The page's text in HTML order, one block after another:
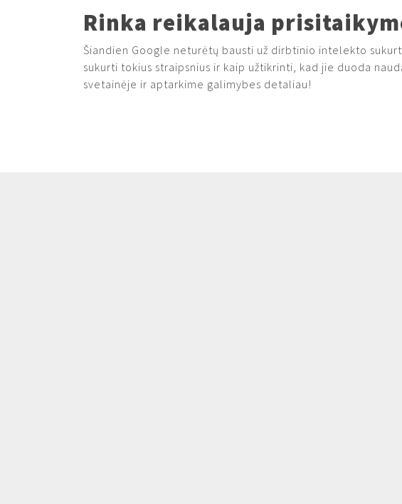
Rinka reikalauja
Šiandien Google neturėtų bausti už dirbtinio intelekto
sukurti tokius straipsnius ir kaip užtikrinti, kad jie duoda
svetainėje ir aptarkime galimybes detaliau!